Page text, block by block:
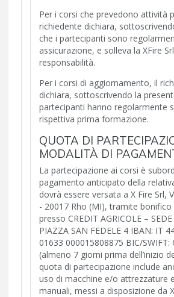
Per i corsi che prevedono attività
richiedente dichiara,
che i partecipanti sono
assicurazione, e solleva la XFire
responsabilità.
Per i corsi di aggiornamento, il
dichiara, sottoscrivendo la
partecipanti hanno regolarmente
rispettiva prima formazione.
QUOTA DI
MODALITÀ DI
La partecipazione ai corsi è
pagamento anticipato della
dovrà essere versata a X Fire Srl,
- 20017 Rho (MI), tramite bonifico
presso CREDIT AGRICOLE –
PIAZZA SAN FEDELE 4 IBAN: IT
01633 000015808875 BIC/SWIFT:
(almeno 7 giorni prima dell’inizio
quota di partecipazione include
uso di macchine e/o attrezzature
manuali, messi a disposizione da